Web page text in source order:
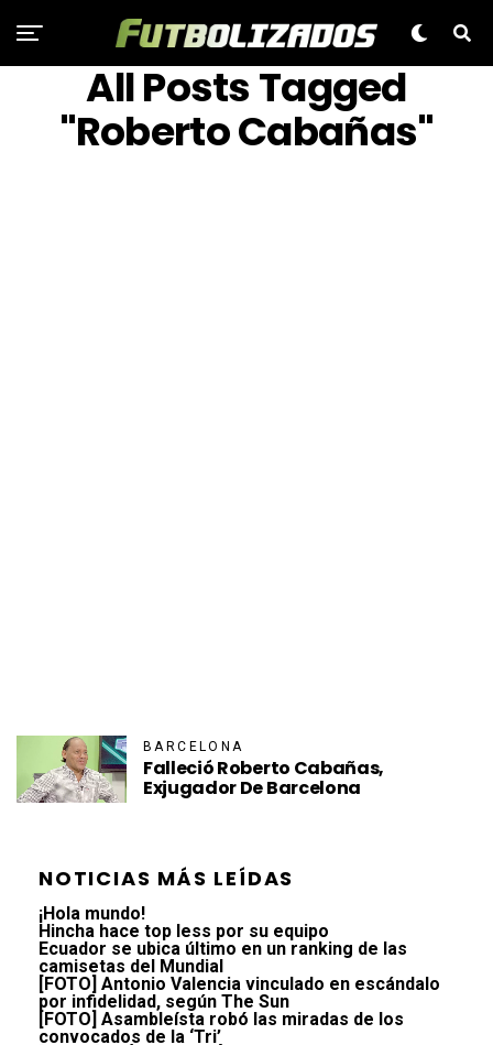
All Posts Tagged
"Roberto Cabañas"
BARCELONA
Falleció Roberto Cabañas,
Exjugador De Barcelona
NOTICIAS MÁS LEÍDAS
¡Hola mundo!
Hincha hace top less por su equipo
Ecuador se ubica último en un ranking de las
camisetas del Mundial
[FOTO] Antonio Valencia vinculado en escándalo
por infidelidad, según The Sun
[FOTO] Asambleísta robó las miradas de los
convocados de la ‘Tri’